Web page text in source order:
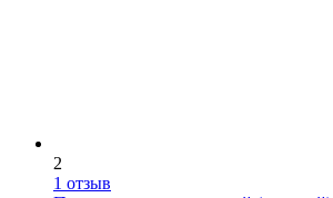
2
1 отзыв